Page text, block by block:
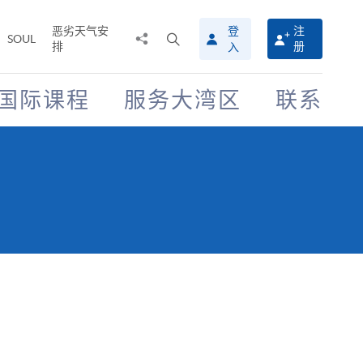
SOUL
恶劣天气安
排
搜
寻
介
面
登
入
注
册
际课程 服务大湾区 联系